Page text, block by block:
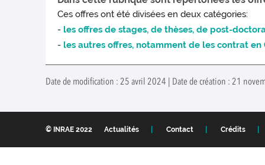
Ces offres ont été divisées en deux catégories:
-les offres de stages, de thèses, de post-
-les autres offres, notamment de les contrat en
Date de modification : 25 avril 2024 | Date de création : 21
© INRAE 2022 Actualités Contact Crédits